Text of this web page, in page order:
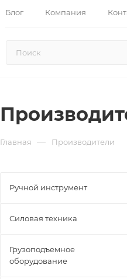
Блог Компания
Главная — Производители
Ручной инструмент
Силовая техника
Грузоподъемное
оборудование